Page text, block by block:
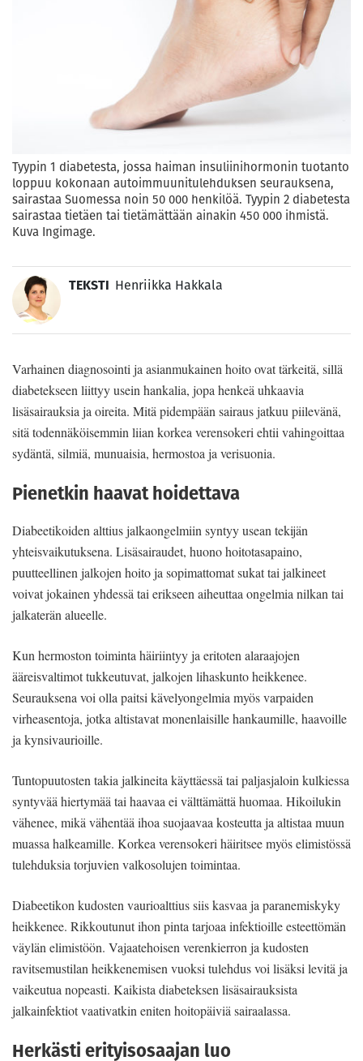
Tyypin 1 diabetesta, jossa haiman insuliinihormonin tuotanto
loppuu kokonaan autoimmuunitulehduksen seurauksena,
sairastaa Suomessa noin 50 000 henkilöä. Tyypin 2 diabetesta
sairastaa tietäen tai tietämättään ainakin 450 000 ihmistä.
Kuva Ingimage.
TEKSTI Henriikka Hakkala
Varhainen diagnosointi ja asianmukainen hoito ovat tärkeitä, sillä
diabetekseen liittyy usein hankalia, jopa henkeä uhkaavia
lisäsairauksia ja oireita. Mitä pidempään sairaus jatkuu piilevänä,
sitä todennäköisemmin liian korkea verensokeri ehtii vahingoittaa
sydäntä, silmiä, munuaisia, hermostoa ja verisuonia.
Pienetkin haavat hoidettava
Diabeetikoiden alttius jalkaongelmiin syntyy usean tekijän
yhteisvaikutuksena. Lisäsairaudet, huono hoitotasapaino,
puutteellinen jalkojen hoito ja sopimattomat sukat tai jalkineet
voivat jokainen yhdessä tai erikseen aiheuttaa ongelmia nilkan tai
jalkaterän alueelle.
Kun hermoston toiminta häiriintyy ja eritoten alaraajojen
ääreisvaltimot tukkeutuvat, jalkojen lihaskunto heikkenee.
Seurauksena voi olla paitsi kävelyongelmia myös varpaiden
virheasentoja, jotka altistavat monenlaisille hankaumille, haavoille
ja kynsivaurioille.
Tuntopuutosten takia jalkineita käyttäessä tai paljasjaloin kulkiessa
syntyvää hiertymää tai haavaa ei välttämättä huomaa. Hikoilukin
vähenee, mikä vähentää ihoa suojaavaa kosteutta ja altistaa muun
muassa halkeamille. Korkea verensokeri häiritsee myös elimistössä
tulehduksia torjuvien valkosolujen toimintaa.
Diabeetikon kudosten vaurioalttius siis kasvaa ja paranemiskyky
heikkenee. Rikkoutunut ihon pinta tarjoaa infektioille esteettömän
väylän elimistöön. Vajaatehoisen verenkierron ja kudosten
ravitsemustilan heikkenemisen vuoksi tulehdus voi lisäksi levitä ja
vaikeutua nopeasti. Kaikista diabeteksen lisäsairauksista
jalkainfektiot vaativatkin eniten hoitopäiviä sairaalassa.
Herkästi erityisosaajan luo